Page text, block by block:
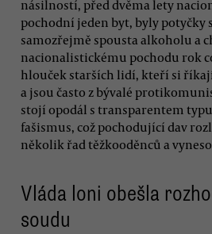
násilností, před dvěma lety
pochodní jeden byt, byly potyčky
samozřejmě spousta alkoholu a
nacionalistickému pochodu rok
hlouček starších lidí, kteří si
a jsou často z bývalé
stojí opodál s transparentem typu
fašismus, což pochodující dav
několik řad těžkooděnců a
Vláda loni obešla
soudu